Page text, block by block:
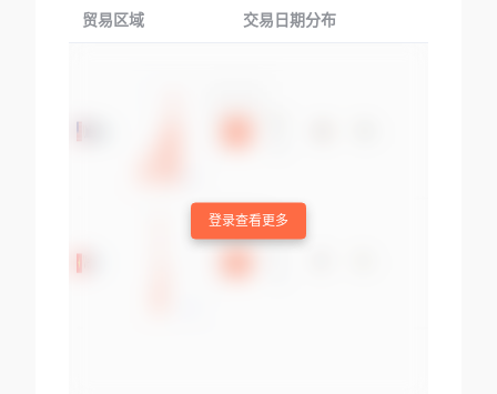
贸易区域 交易日期分布
登录查看更多